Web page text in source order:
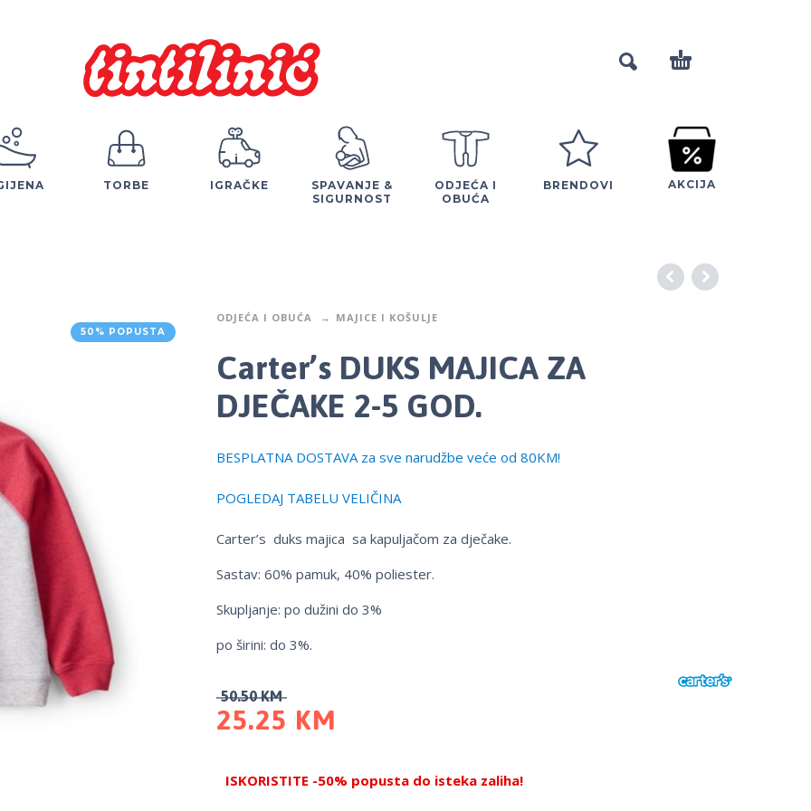
TORBE IGRAČKE
SPAVANJE &
SIGURNOST
ODJEĆA I
OBUĆA
BRENDOVI AKCIJA
50% POPUSTA
ODJEĆA I OBUĆA MAJICE I KOŠULJE
Carter’s DUKS MAJICA ZA
DJEČAKE 2-5 GOD.
BESPLATNA DOSTAVA za sve narudžbe veće od 80KM!
POGLEDAJ TABELU VELIČINA
Carter’s duks majica sa kapuljačom za dječake.
Sastav: 60% pamuk, 40% poliester.
Skupljanje: po dužini do 3%
po širini: do 3%.
50.50KM
25.25 KM
ISKORISTITE -50% popusta do isteka zaliha!